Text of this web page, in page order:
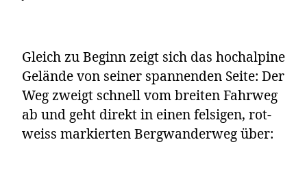
Gleich zu Beginn zeigt sich das hochalpine
Gelände von seiner spannenden Seite: Der
Weg zweigt schnell vom breiten Fahrweg
ab und geht direkt in einen felsigen, rot-
weiss markierten Bergwanderweg über: